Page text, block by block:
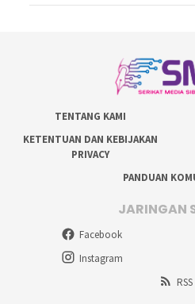
TENTANG KAMI
KETENTUAN DAN KEBIJAKAN
PRIVACY
PANDUAN
JARINGAN
Facebook
Instagram
RSS